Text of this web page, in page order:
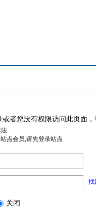
或者您没有权限访问此页面
点会员,请先登录站点
找
关闭